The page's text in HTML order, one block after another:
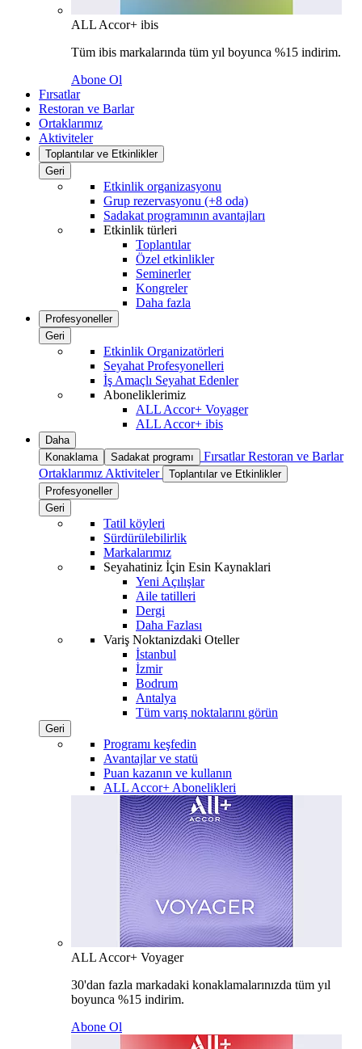
ALL Accor+ ibis
Tüm ibis markalarında tüm yıl boyunca %15 indirim.
Abone Ol
Fırsatlar
Restoran ve Barlar
Ortaklarımız
Aktiviteler
Toplantılar ve Etkinlikler
Geri
Etkinlik organizasyonu
Grup rezervasyonu (+8 oda)
Sadakat programının avantajları
Etkinlik türleri
Toplantılar
Özel etkinlikler
Seminerler
Kongreler
Daha fazla
Profesyoneller
Geri
Etkinlik Organizatörleri
Seyahat Profesyonelleri
İş Amaçlı Seyahat Edenler
Aboneliklerimiz
ALL Accor+ Voyager
ALL Accor+ ibis
Daha
Konaklama
Sadakat programı Fırsatlar Restoran ve Barlar
Ortaklarımız Aktiviteler
Toplantılar ve Etkinlikler
Profesyoneller
Geri
Tatil köyleri
Sürdürülebilirlik
Markalarımız
Seyahatiniz İçin Esin Kaynaklari
Yeni Açılışlar
Aile tatilleri
Dergi
Daha Fazlası
Variş Noktanizdaki Oteller
İstanbul
İzmir
Bodrum
Antalya
Tüm varış noktalarını görün
Geri
Programı keşfedin
Avantajlar ve statü
Puan kazanın ve kullanın
ALL Accor+ Abonelikleri
ALL Accor+ Voyager
30'dan fazla markadaki konaklamalarınızda tüm yıl
boyunca %15 indirim.
Abone Ol